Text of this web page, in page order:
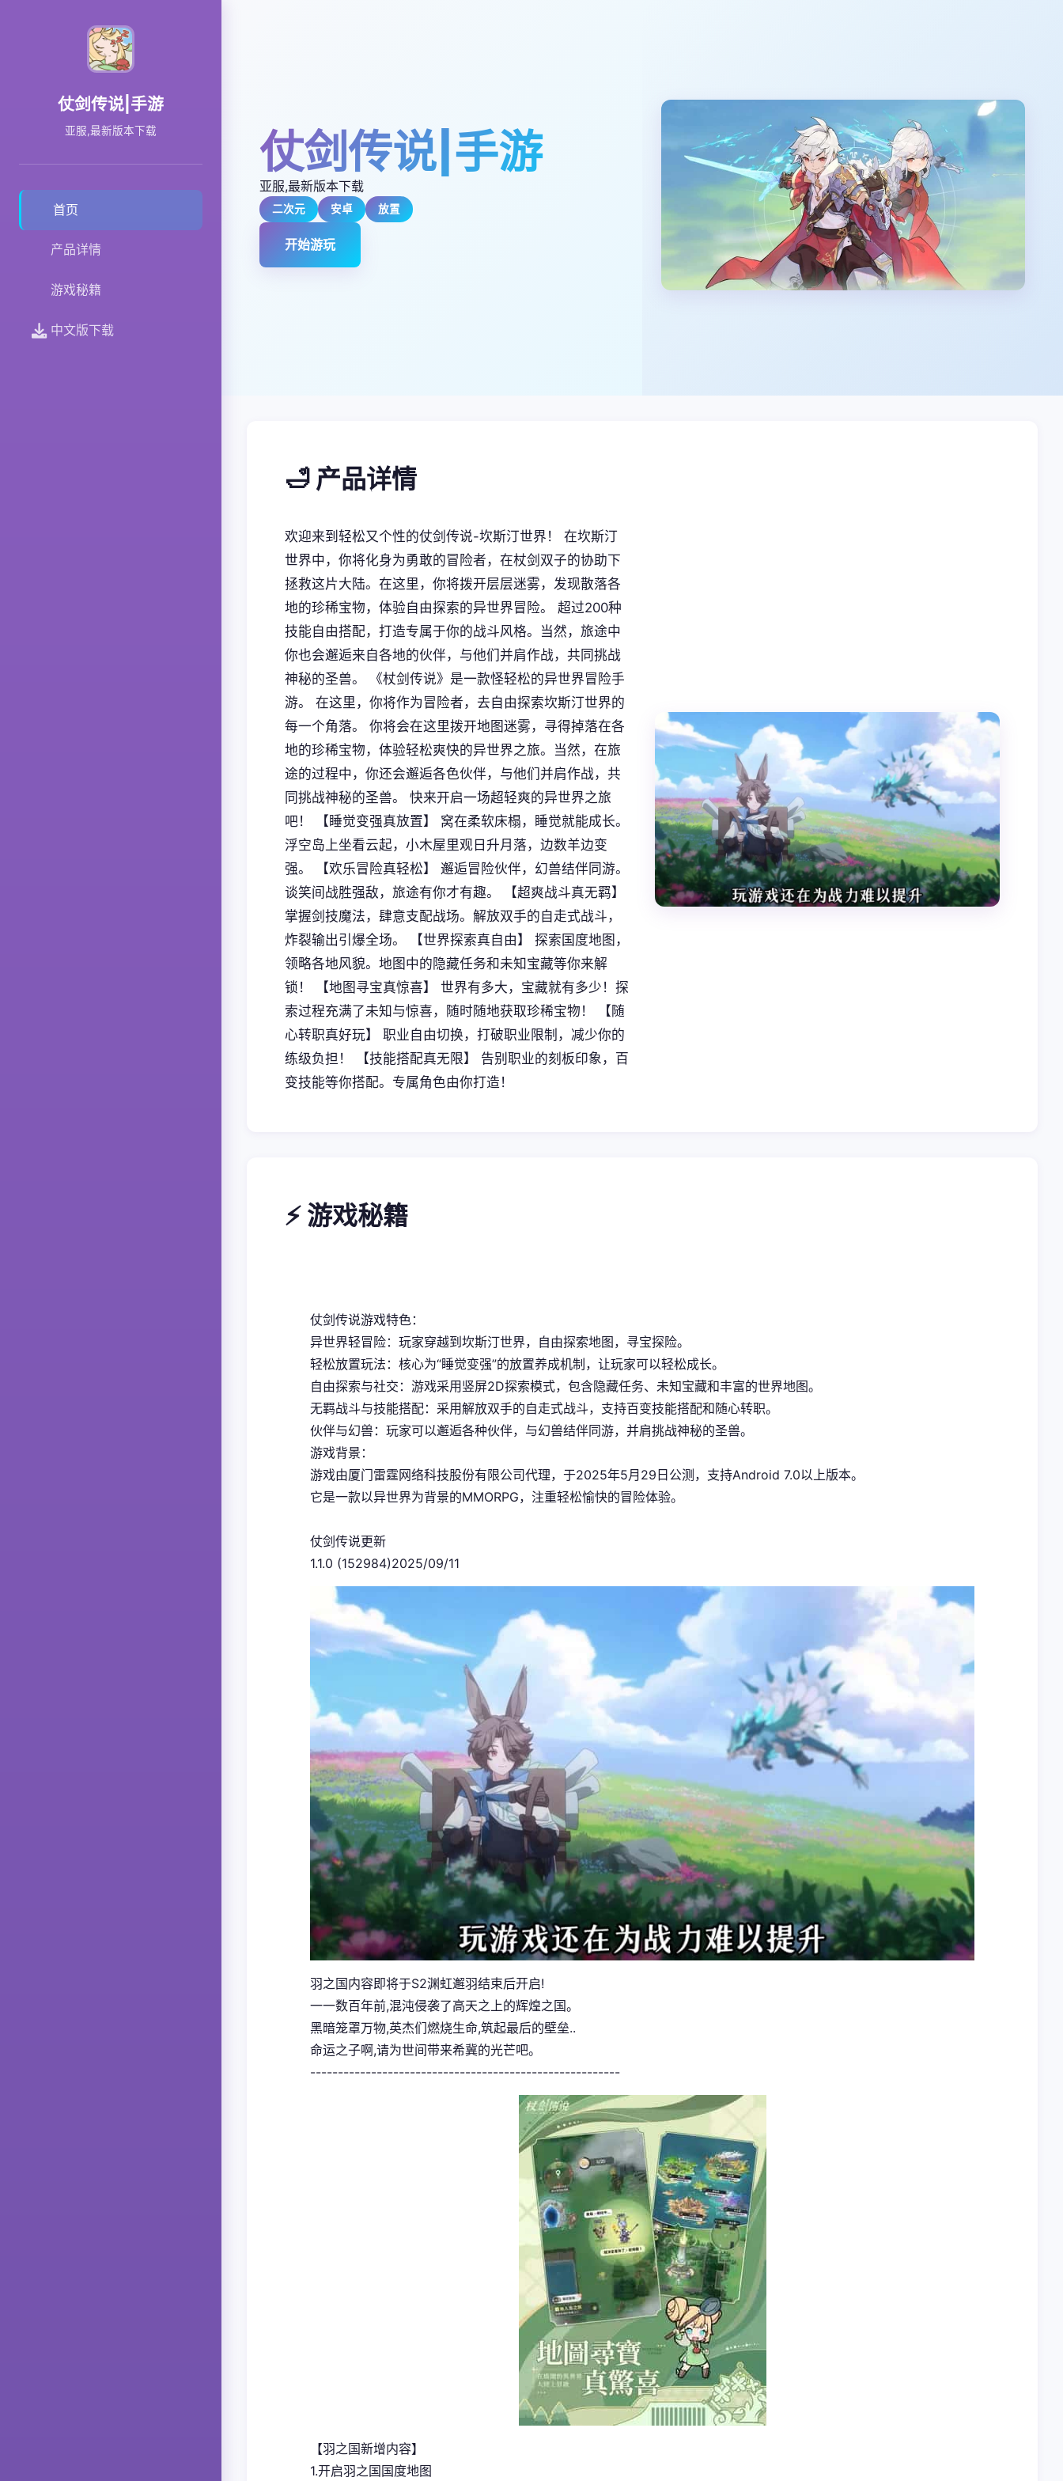
仗剑传说|手游
亚服,最新版本下载
首页
产品详情
游戏秘籍
中文版下载
仗剑传说|手游
亚服,最新版本下载
二次元 安卓 放置
开始游玩
🛁 产品详情
欢迎来到轻松又个性的仗剑传说-坎斯汀世界！ 在坎斯汀
世界中，你将化身为勇敢的冒险者，在杖剑双子的协助下
拯救这片大陆。在这里，你将拨开层层迷雾，发现散落各
地的珍稀宝物，体验自由探索的异世界冒险。 超过200种
技能自由搭配，打造专属于你的战斗风格。当然，旅途中
你也会邂逅来自各地的伙伴，与他们并肩作战，共同挑战
神秘的圣兽。 《杖剑传说》是一款怪轻松的异世界冒险手
游。 在这里，你将作为冒险者，去自由探索坎斯汀世界的
每一个角落。 你将会在这里拨开地图迷雾，寻得掉落在各
地的珍稀宝物，体验轻松爽快的异世界之旅。当然，在旅
途的过程中，你还会邂逅各色伙伴，与他们并肩作战，共
同挑战神秘的圣兽。 快来开启一场超轻爽的异世界之旅
吧！ 【睡觉变强真放置】 窝在柔软床榻，睡觉就能成长。
浮空岛上坐看云起，小木屋里观日升月落，边数羊边变
强。 【欢乐冒险真轻松】 邂逅冒险伙伴，幻兽结伴同游。
谈笑间战胜强敌，旅途有你才有趣。 【超爽战斗真无羁】
掌握剑技魔法，肆意支配战场。解放双手的自走式战斗，
炸裂输出引爆全场。 【世界探索真自由】 探索国度地图，
领略各地风貌。地图中的隐藏任务和未知宝藏等你来解
锁！ 【地图寻宝真惊喜】 世界有多大，宝藏就有多少！探
索过程充满了未知与惊喜，随时随地获取珍稀宝物！ 【随
心转职真好玩】 职业自由切换，打破职业限制，减少你的
练级负担！ 【技能搭配真无限】 告别职业的刻板印象，百
变技能等你搭配。专属角色由你打造！
⚡ 游戏秘籍
仗剑传说游戏特色：
异世界轻冒险：玩家穿越到坎斯汀世界，自由探索地图，寻宝探险。
轻松放置玩法：核心为“睡觉变强”的放置养成机制，让玩家可以轻松成长。
自由探索与社交：游戏采用竖屏2D探索模式，包含隐藏任务、未知宝藏和丰富的世界地图。
无羁战斗与技能搭配：采用解放双手的自走式战斗，支持百变技能搭配和随心转职。
伙伴与幻兽：玩家可以邂逅各种伙伴，与幻兽结伴同游，并肩挑战神秘的圣兽。
游戏背景：
游戏由厦门雷霆网络科技股份有限公司代理，于2025年5月29日公测，支持Android 7.0以上版本。
它是一款以异世界为背景的MMORPG，注重轻松愉快的冒险体验。
仗剑传说更新
1.1.0 (152984)2025/09/11
羽之国内容即将于S2渊虹邂羽结束后开启!
一一数百年前,混沌侵袭了高天之上的辉煌之国。
黑暗笼罩万物,英杰们燃烧生命,筑起最后的壁垒..
命运之子啊,请为世间带来希冀的光芒吧。
--------------------------------------------------------
【羽之国新增内容】
1.开启羽之国国度地图